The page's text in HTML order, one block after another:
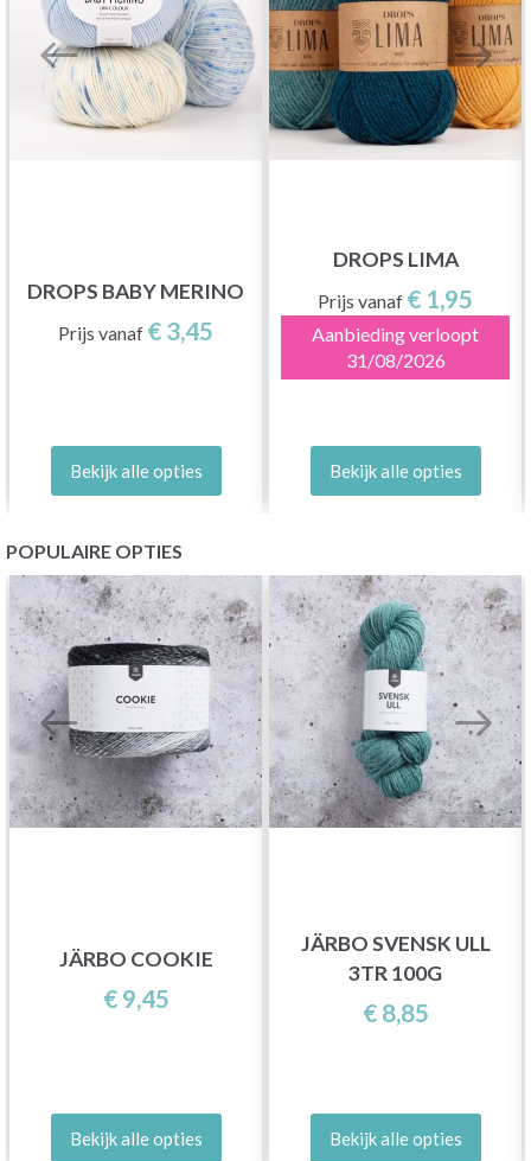
DROPS BABY MERINO
Prijs vanaf € 3,45
Bekijk alle opties
DROPS LIMA
Prijs vanaf € 1,95
Aanbieding verloopt
31/08/2026
Bekijk alle opties
POPULAIRE OPTIES
JÄRBO COOKIE
€ 9,45
Bekijk alle opties
JÄRBO SVENSK ULL
3TR 100G
€ 8,85
Bekijk alle opties